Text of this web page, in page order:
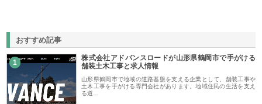
おすすめ記事
1
株式会社アドバンスロードが山形県鶴岡市で手がける
舗装土木工事と求人情報
山形県鶴岡市で地域の道路基盤を支える企業として、舗装工事や
土木工事を手がける専門会社があります。地域住民の生活を支え
る道…